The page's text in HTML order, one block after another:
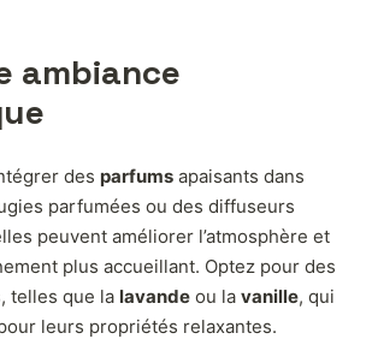
ambiance
des parfums apaisants dans
parfumées ou des diffuseurs
peuvent améliorer l’atmosphère et
plus accueillant. Optez pour des
telles que la lavande ou la vanille, qui
leurs propriétés relaxantes.